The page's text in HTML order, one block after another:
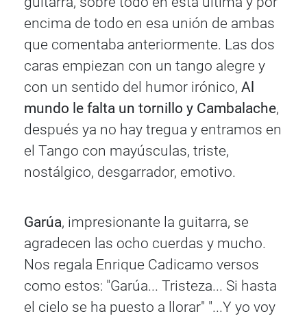
encima de todo en esa unión de ambas
que comentaba anteriormente. Las dos
caras empiezan con un tango alegre y
con un sentido del humor irónico,Al
mundo le falta un tornillo y Cambalache,
después ya no hay tregua y entramos en
el Tango con mayúsculas, triste,
nostálgico, desgarrador, emotivo.
Garúa, impresionante la guitarra, se
agradecen las ocho cuerdas y mucho.
Nos regala Enrique Cadicamo versos
como estos: "Garúa... Tristeza... Si hasta
el cielo se ha puesto a llorar" "...Y yo voy